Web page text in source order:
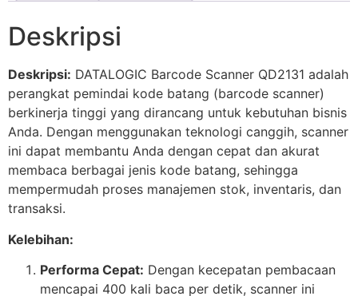
Deskripsi
Deskripsi: DATALOGIC Barcode Scanner QD2131 adalah
perangkat pemindai kode batang (barcode scanner)
berkinerja tinggi yang dirancang untuk kebutuhan bisnis
Anda. Dengan menggunakan teknologi canggih, scanner
ini dapat membantu Anda dengan cepat dan akurat
membaca berbagai jenis kode batang, sehingga
mempermudah proses manajemen stok, inventaris, dan
transaksi.
Kelebihan:
Performa Cepat: Dengan kecepatan pembacaan
mencapai 400 kali baca per detik, scanner ini